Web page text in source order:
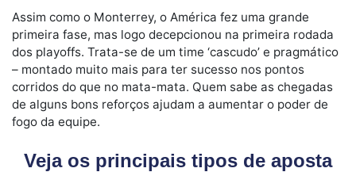
Assim como o Monterrey, o América fez uma grande
primeira fase, mas logo decepcionou na primeira rodada
dos playoffs. Trata-se de um time ‘cascudo’ e pragmático
– montado muito mais para ter sucesso nos pontos
corridos do que no mata-mata. Quem sabe as chegadas
de alguns bons reforços ajudam a aumentar o poder de
fogo da equipe.
Veja os principais tipos de aposta